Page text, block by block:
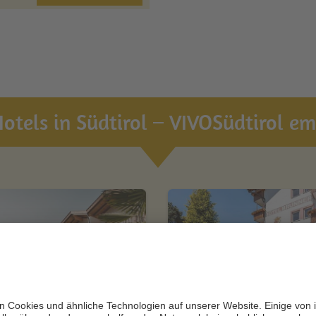
in Südtirol – VIVOSüdtirol
Tiefenbrunn -
Hotel Brunner